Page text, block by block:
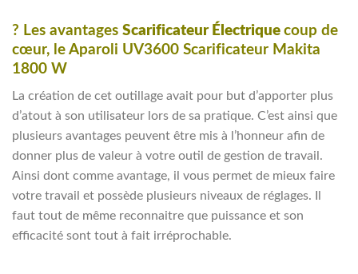
? Les avantages Scarificateur Électrique coup de
cœur, le Aparoli UV3600 Scarificateur Makita
1800 W
La création de cet outillage avait pour but d’apporter plus
d’atout à son utilisateur lors de sa pratique. C’est ainsi que
plusieurs avantages peuvent être mis à l’honneur afin de
donner plus de valeur à votre outil de gestion de travail.
Ainsi dont comme avantage, il vous permet de mieux faire
votre travail et possède plusieurs niveaux de réglages. Il
faut tout de même reconnaitre que puissance et son
efficacité sont tout à fait irréprochable.